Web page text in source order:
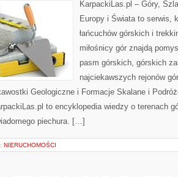
KarpackiLas.pl – Góry,
Europy i Świata to serwis,
łańcuchów górskich i
miłośnicy gór znajdą
pasm górskich, górskich
najciekawszych rejonów
Geologiczne i Formacje Skalane i
to encyklopedia wiedzy o terenach
piechura. […]
NIERUCHOMOŚCI